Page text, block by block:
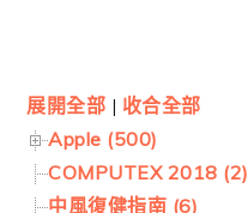
展開全部 | 收合全部
Apple (500)
COMPUTEX 2018 (2)
中風復健指南 (6)